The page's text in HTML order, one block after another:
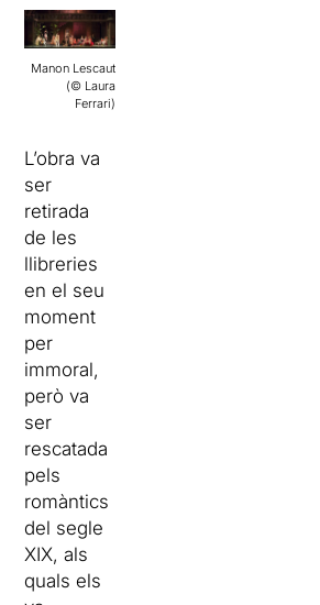
Manon Lescaut
(© Laura
Ferrari)
L’obra va
ser
retirada
de les
llibreries
en el seu
moment
per
immoral,
però va
ser
rescatada
pels
romàntics
del segle
XIX, als
quals els